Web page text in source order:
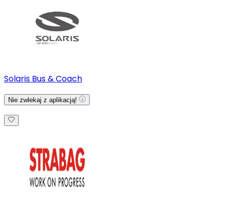
Solaris Bus & Coach
Nie zwlekaj z aplikacją!